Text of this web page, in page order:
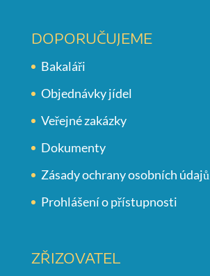
DOPORUČUJEME
Bakaláři
Objednávky jídel
Veřejné zakázky
Dokumenty
Zásady ochrany osobních údajů
Prohlášení o přístupnosti
ZŘIZOVATEL